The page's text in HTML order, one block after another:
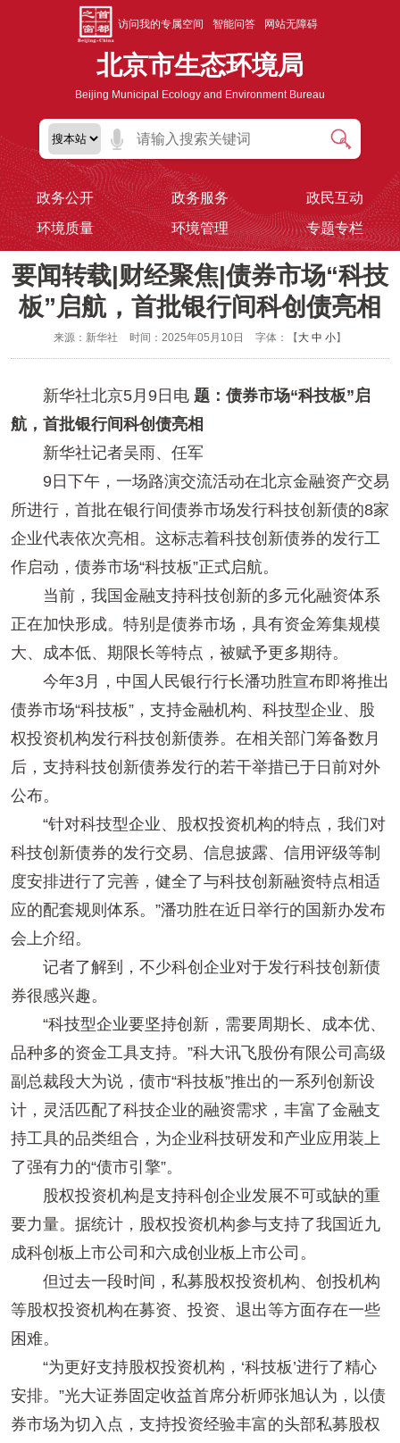
访问我的专属空间 智能问答 网站无障碍
北京市生态环境局
Beijing Municipal Ecology and Environment Bureau
政务公开 政务服务
政民互动
环境质量
环境管理 专题专栏
要闻转载|财经聚焦|债券市场“科技
板”启航，首批银行间科创债亮相
来源：新华社 时间：2025年05月10日 字体：【 大 中 小】
新华社北京5月9日电 题：债券市场“科技板”启
航，首批银行间科创债亮相
新华社记者吴雨、任军
9日下午，一场路演交流活动在北京金融资产交易
所进行，首批在银行间债券市场发行科技创新债的8家
企业代表依次亮相。这标志着科技创新债券的发行工
作启动，债券市场“科技板”正式启航。
当前，我国金融支持科技创新的多元化融资体系
正在加快形成。特别是债券市场，具有资金筹集规模
大、成本低、期限长等特点，被赋予更多期待。
今年3月，中国人民银行行长潘功胜宣布即将推出
债券市场“科技板”，支持金融机构、科技型企业、股
权投资机构发行科技创新债券。在相关部门筹备数月
后，支持科技创新债券发行的若干举措已于日前对外
公布。
“针对科技型企业、股权投资机构的特点，我们对
科技创新债券的发行交易、信息披露、信用评级等制
度安排进行了完善，健全了与科技创新融资特点相适
应的配套规则体系。”潘功胜在近日举行的国新办发布
会上介绍。
记者了解到，不少科创企业对于发行科技创新债
券很感兴趣。
“科技型企业要坚持创新，需要周期长、成本优、
品种多的资金工具支持。”科大讯飞股份有限公司高级
副总裁段大为说，债市“科技板”推出的一系列创新设
计，灵活匹配了科技企业的融资需求，丰富了金融支
持工具的品类组合，为企业科技研发和产业应用装上
了强有力的“债市引擎”。
股权投资机构是支持科创企业发展不可或缺的重
要力量。据统计，股权投资机构参与支持了我国近九
成科创板上市公司和六成创业板上市公司。
但过去一段时间，私募股权投资机构、创投机构
等股权投资机构在募资、投资、退出等方面存在一些
困难。
“为更好支持股权投资机构，‘科技板’进行了精心
安排。”光大证券固定收益首席分析师张旭认为，以债
券市场为切入点，支持投资经验丰富的头部私募股权